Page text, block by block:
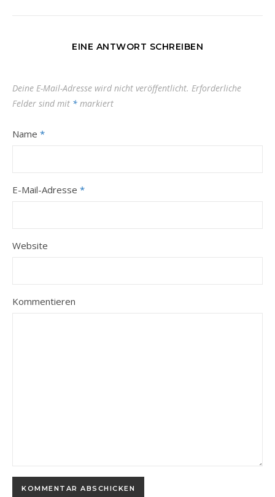
EINE ANTWORT SCHREIBEN
Deine E-Mail-Adresse wird nicht veröffentlicht. Erforderliche
Felder sind mit * markiert
Name *
E-Mail-Adresse *
Website
Kommentieren